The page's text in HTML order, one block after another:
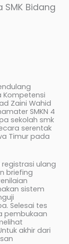
Bidang
Kompetensi
Zaini Wahid
SMKN 4
sekolah smk
serentak
Timur pada
ulang
briefing
sistem
Selesai tes
pembukaan
akhir dari